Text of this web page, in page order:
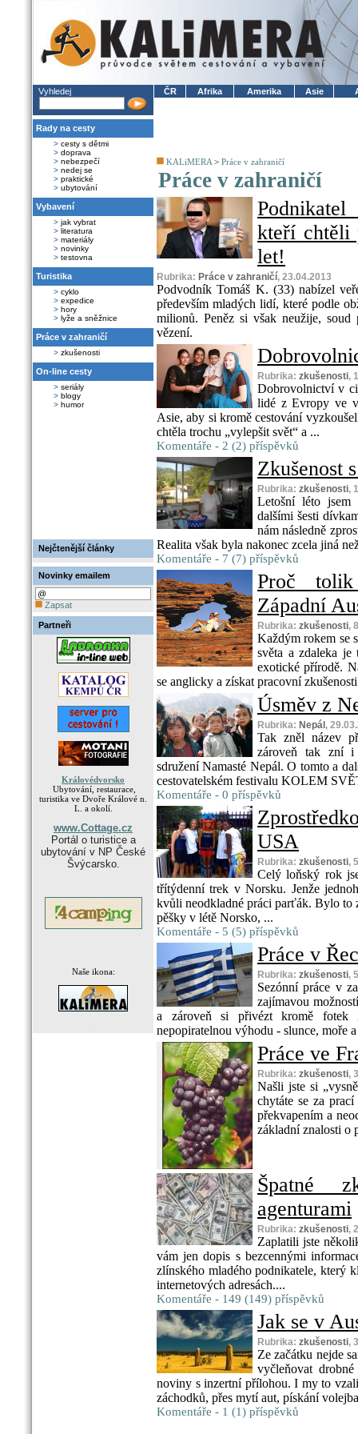
Vyhledej
Rady na cesty
> cesty s dětmi
> doprava
> nebezpečí
> nedej se
> praktické
> ubytování
Vybavení
> jak vybrat
> literatura
> materiály
> novinky
> testovna
Turistika
> cyklo
> expedice
> hory
> lyže a sněžnice
Práce v zahraničí
> zkušenosti
On-line cesty
> seriály
> blogy
> humor
Nejčtenější články
Novinky emailem
Zapsat
Partneři
Královédvorsko
Ubytování, restaurace,
turistika ve Dvoře Králové n.
L. a okolí.
www.Cottage.cz
Portál o turistice a
ubytování v NP České
Švýcarsko.
Naše ikona:
ČR Afrika Amerika Asie
KALiMERA > Práce v zahraničí
Práce v zahraničí
kteří chtěli
let!
Rubrika: Práce v zahraničí, 23.04.2013
Podvodník Tomáš K. (33) nabízel
především mladých lidí, které podle
milionů. Peněz si však neužije, soud
vězení.
Rubrika: zkušenosti,
Dobrovolnictví v
lidé z Evropy ve
Asie, aby si kromě cestování
chtěla trochu „vylepšit svět“ a ...
Komentáře - 2 (2) příspěvků
Zkušenost
Rubrika: zkušenosti,
Letošní léto jsem
dalšími šesti
nám následně
Realita však byla nakonec zcela jiná
Komentáře - 7 (7) příspěvků
Proč
Západní
Rubrika: zkušenosti,
Každým rokem se
světa a zdaleka je
exotické přírodě.
se anglicky a získat pracovní
Úsměv z
Rubrika: Nepál ,
Tak zněl název
zároveň tak zní i
sdružení Namasté Nepál. O tomto a
cestovatelském festivalu KOLEM
Komentáře - 0 příspěvků
USA
Rubrika: zkušenosti,
Celý loňský rok
třítýdenní trek v Norsku. Jenže
kvůli neodkladné práci parťák. Bylo to
pěšky v létě Norsko, ...
Komentáře - 5 (5) příspěvků
Práce v
Rubrika: zkušenosti,
Sezónní práce v
zajímavou
a zároveň si přivézt kromě fotek
nepopiratelnou výhodu - slunce, moře
Práce ve
Rubrika: zkušenosti,
Našli jste si
chytáte se za
překvapením a
základní znalosti o
Špatné
agenturami
Rubrika: zkušenosti,
Zaplatili jste
vám jen dopis s bezcennými
zlínského mladého podnikatele, který
internetových adresách....
Komentáře - 149 (149) příspěvků
Jak se v
Rubrika: zkušenosti,
Ze začátku nejde
vyčleňovat
noviny s inzertní přílohou. I my to
záchodků, přes mytí aut, pískání
Komentáře - 1 (1) příspěvků